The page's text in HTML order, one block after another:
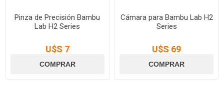
Pinza de Precisión Bambu
Lab H2 Series
U$S 7
Cámara para Bambu Lab H2
Series
U$S 69